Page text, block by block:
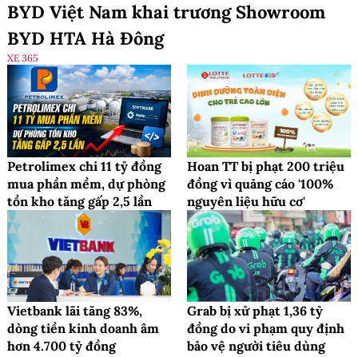
BYD Việt Nam khai trương Showroom
BYD HTA Hà Đông
XE 365
Petrolimex chi 11 tỷ đồng
mua phần mềm, dự phòng
tồn kho tăng gấp 2,5 lần
Hoan TT bị phạt 200 triệu
đồng vì quảng cáo '100%
nguyên liệu hữu cơ'
Vietbank lãi tăng 83%,
dòng tiền kinh doanh âm
hơn 4.700 tỷ đồng
Grab bị xử phạt 1,36 tỷ
đồng do vi phạm quy định
bảo vệ người tiêu dùng